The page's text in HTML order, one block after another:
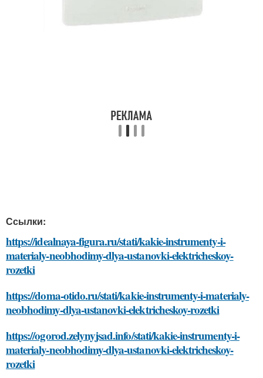
Ссылки:
https://idealnaya-figura.ru/stati/kakie-instrumenty-i-
materialy-neobhodimy-dlya-ustanovki-elektricheskoy-
rozetki
https://doma-otido.ru/stati/kakie-instrumenty-i-materialy-
neobhodimy-dlya-ustanovki-elektricheskoy-rozetki
https://ogorod.zelynyjsad.info/stati/kakie-instrumenty-i-
materialy-neobhodimy-dlya-ustanovki-elektricheskoy-
rozetki